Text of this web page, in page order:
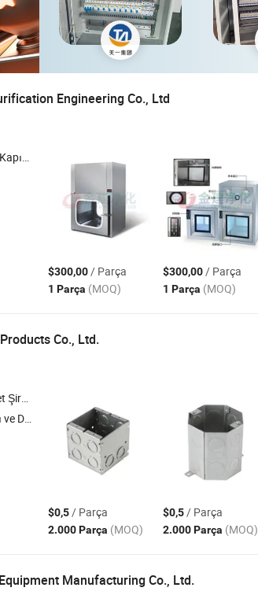
Engineering Co., Ltd
Paneli
$300,00/ Parça
1 Parça (MOQ)
$300,00/ Parça
1 Parça (MOQ)
Co., Ltd.
Kutuları
$0,5/ Parça
2.000 Parça (MOQ)
$0,5/ Parça
2.000 Parça (MOQ)
Manufacturing Co., Ltd.